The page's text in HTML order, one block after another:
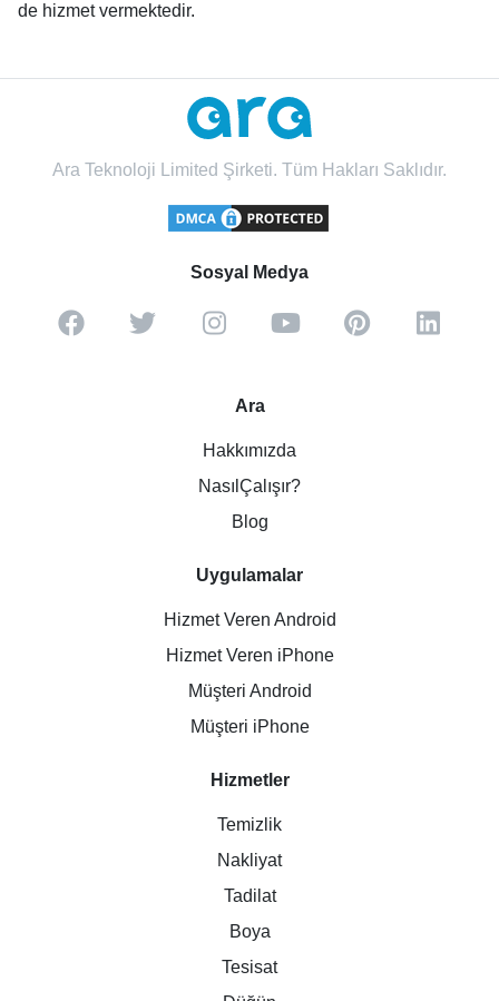
de hizmet vermektedir.
Ara Teknoloji Limited Şirketi. Tüm Hakları Saklıdır.
Sosyal Medya
Ara
Hakkımızda
NasılÇalışır?
Blog
Uygulamalar
Hizmet Veren Android
Hizmet Veren iPhone
Müşteri Android
Müşteri iPhone
Hizmetler
Temizlik
Nakliyat
Tadilat
Boya
Tesisat